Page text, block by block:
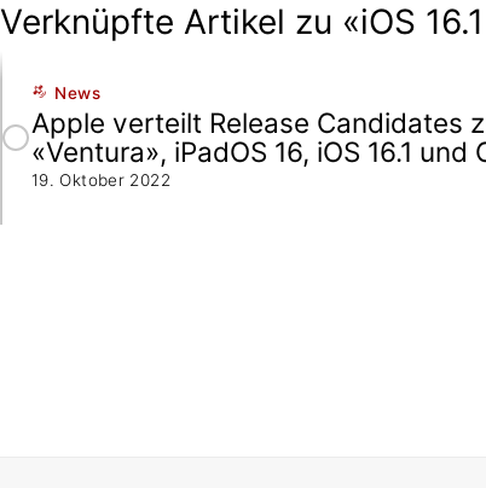
Verknüpfte Artikel zu «iOS
News
Apple verteilt Release Candidates
«Ventura», iPadOS 16, iOS 16.1 und
19. Oktober 2022